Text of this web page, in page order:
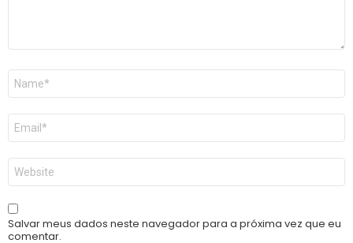
Nome
E-
mail
*
Site
Salvar meus dados neste navegador para a próxima vez que eu
comentar.